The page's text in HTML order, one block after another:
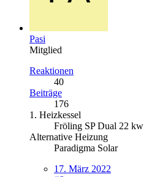
Pasi
Mitglied
Reaktionen
40
Beiträge
176
1. Heizkessel
Fröling SP Dual 22 kw
Alternative Heizung
Paradigma Solar
17. März 2022